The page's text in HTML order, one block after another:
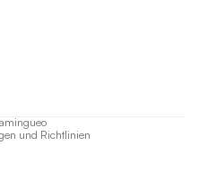
und Richtlinien